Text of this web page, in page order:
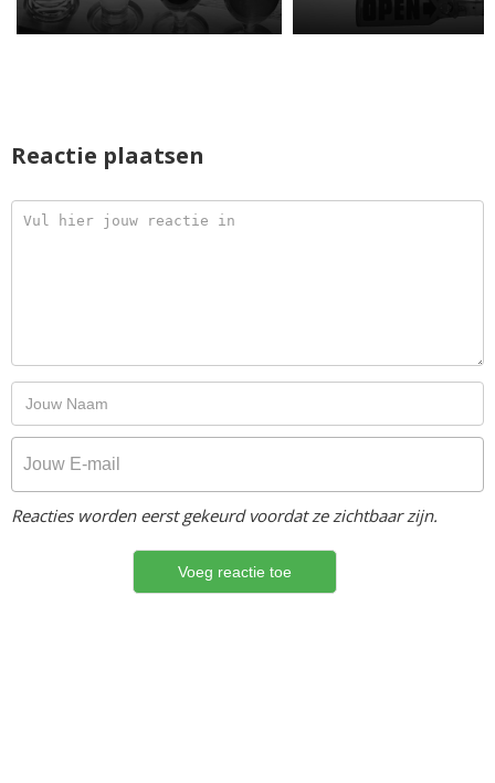
Reactie plaatsen
Reacties worden eerst gekeurd voordat ze zichtbaar zijn.